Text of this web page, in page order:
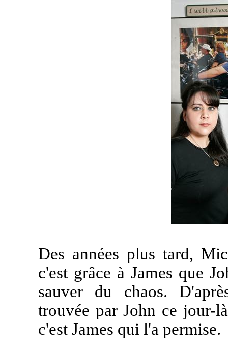
Des années plus tard,
c'est grâce à James que
sauver du chaos.
trouvée par John ce jour-
c'est James qui l'a permise.